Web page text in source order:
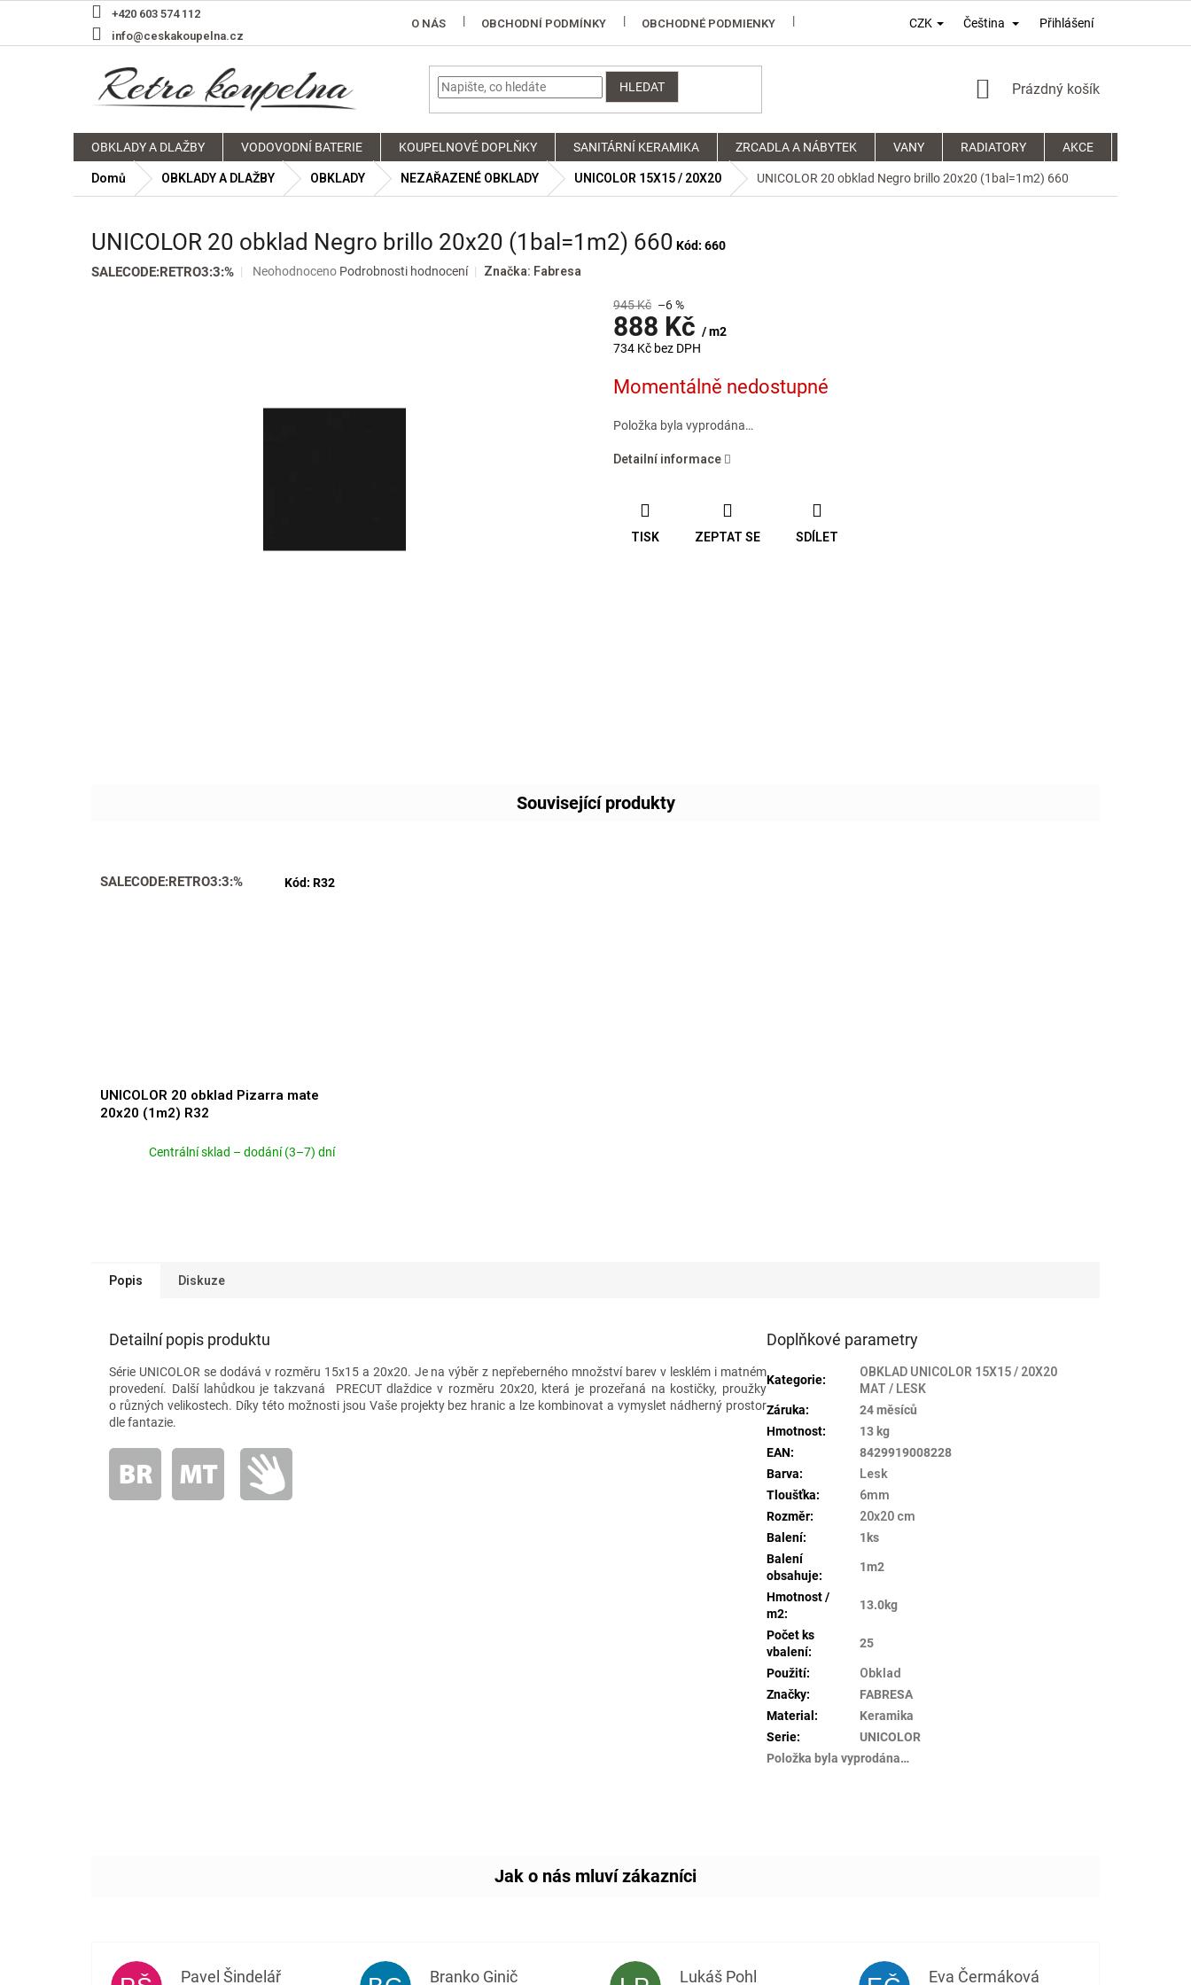
+420 603 574 112
info@ceskakoupelna.cz
O NÁS OBCHODNÍ PODMÍNKY OBCHODNÉ PODMIENKY PODMÍNKY OCHRANY OSOBNÍCH ÚDAJŮ REKLAMAČNÍ ŘÁD
CZK Čeština Přihlášení
HLEDAT
NÁKUPNÍ
Prázdný košík
OBKLADY A DLAŽBY VODOVODNÍ BATERIE KOUPELNOVÉ DOPLŇKY SANITÁRNÍ KERAMIKA ZRCADLA A NÁBYTEK VANY RADIATORY AKCE
Domů OBKLADY A DLAŽBY OBKLADY NEZAŘAZENÉ OBKLADY UNICOLOR 15X15 / 20X20 UNICOLOR 20 obklad Negro brillo 20x20 (1bal=1m2) 660
UNICOLOR 20 obklad Negro brillo 20x20 (1bal=1m2) 660 Kód: 660
SALECODE:RETRO3:3:%
Průměrné
Neohodnoceno Podrobnosti hodnocení Značka: Fabresa
945 Kč –6 %
888 Kč / m2
734 Kč bez DPH
cena:
Momentálně nedostupné
Položka byla vyprodána…
Detailní informace
TISK ZEPTAT SE SDÍLET
Související produkty
SALECODE:RETRO3:3:%
UNICOLOR 20 obklad Pizarra mate
20x20 (1m2) R32
Centrální sklad – dodání (3–7) dní
Kód: R32
Popis Diskuze
Detailní popis produktu
Série UNICOLOR se dodává v rozměru 15x15 a 20x20. Je na výběr z nepřeberného množství barev v lesklém i matném
provedení. Další lahůdkou je takzvaná PRECUT dlaždice v rozměru 20x20, která je prozeřaná na kostičky, proužky
o různých velikostech. Díky této možnosti jsou Vaše projekty bez hranic a lze kombinovat a vymyslet nádherný prostor
dle fantazie.
Doplňkové parametry
Kategorie:
OBKLAD UNICOLOR 15X15 / 20X20
MAT / LESK
Záruka:
24 měsíců
Hmotnost:
13 kg
EAN:
8429919008228
Barva:
Lesk
Tloušťka:
6mm
Rozměr:
20x20 cm
Balení:
1ks
Balení
obsahuje:
1m2
Hmotnost /
m2:
13.0kg
Počet ks
vbalení:
25
Použití:
Obklad
Značky:
FABRESA
Material :
Keramika
Serie:
UNICOLOR
Položka byla vyprodána…
Pavel Šindelář Branko Ginič Lukáš Pohl Eva Čermáková